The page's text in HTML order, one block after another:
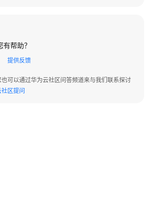
帮助？
提供反馈
可以通过华为云社区问答频道来与我们联系探讨
社区提问